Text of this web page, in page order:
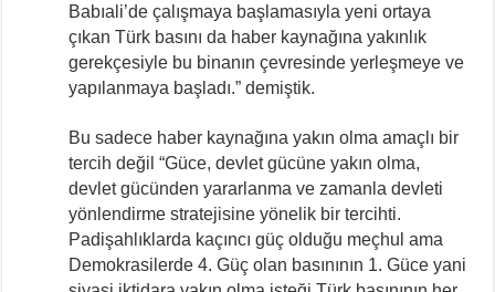
Babıali’de çalışmaya başlamasıyla yeni ortaya
çıkan Türk basını da haber kaynağına yakınlık
gerekçesiyle bu binanın çevresinde yerleşmeye ve
yapılanmaya başladı.” demiştik.
Bu sadece haber kaynağına yakın olma amaçlı bir
tercih değil “Güce, devlet gücüne yakın olma,
devlet gücünden yararlanma ve zamanla devleti
yönlendirme stratejisine yönelik bir tercihti.
Padişahlıklarda kaçıncı güç olduğu meçhul ama
Demokrasilerde 4. Güç olan basınının 1. Güce yani